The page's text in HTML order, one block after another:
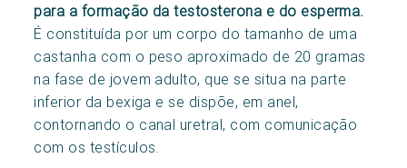
para a formação da testosterona e do esperma.
É constituída por um corpo do tamanho de uma
castanha com o peso aproximado de 20 gramas
na fase de jovem adulto, que se situa na parte
inferior da bexiga e se dispõe, em anel,
contornando o canal uretral, com comunicação
com os testículos.